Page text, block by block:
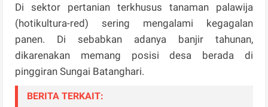
Di sektor pertanian terkhusus tanaman palawija
(hotikultura-red) sering mengalami kegagalan
panen. Di sebabkan adanya banjir tahunan,
dikarenakan memang posisi desa berada di
pinggiran Sungai Batanghari.
BERITA TERKAIT: